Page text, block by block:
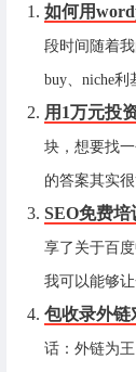
如何用
段时间随着
buy、niche
用1万元投
块，想要找
的答案其实
SEO免费培
享了关于百
我可以能够
包收录外链
话：外链为